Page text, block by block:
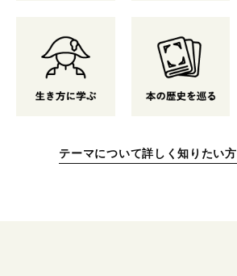
テーマについて詳しく知りたい